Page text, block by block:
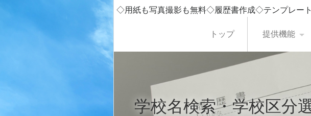
◇用紙も写真撮影も無料◇履歴書作成◇テンプレ
トップ 提供機能
学校名検索・学校区分